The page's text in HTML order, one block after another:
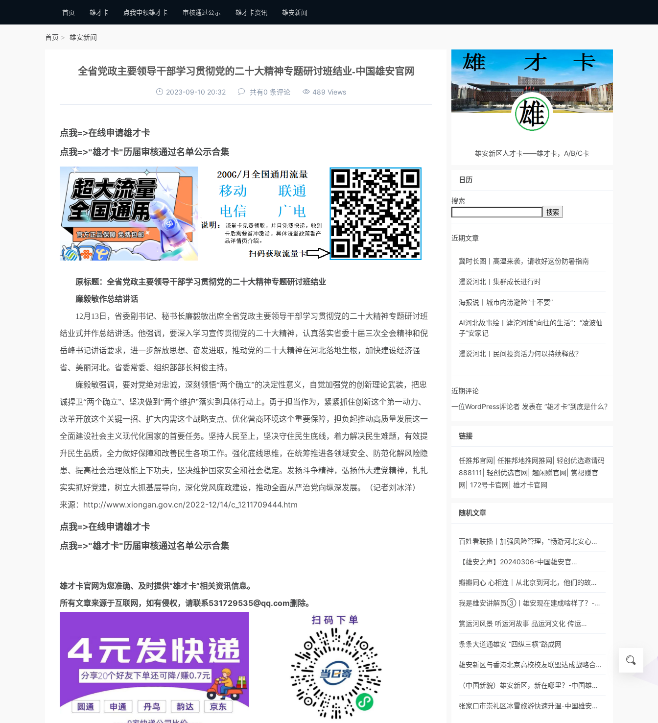
首页 雄才卡 点我申领雄才卡 审核通过公示 雄才卡资讯 雄安新闻
首页 雄安新闻
全省党政主要领导干部学习贯彻党的二十大精神专题研讨班结业-中国雄安官网
2023-09-10 20:32 共有0 条评论 489 Views
点我=>在线申请雄才卡
点我=>"雄才卡"历届审核通过名单公示合集
原标题：全省党政主要领导干部学习贯彻党的二十大精神专题研讨班结业
廉毅敏作总结讲话
12月13日，省委副书记、秘书长廉毅敏出席全省党政主要领导干部学习贯彻党的二十大精神专题研讨班
结业式并作总结讲话。他强调，要深入学习宣传贯彻党的二十大精神，认真落实省委十届三次全会精神和倪
岳峰书记讲话要求，进一步解放思想、奋发进取，推动党的二十大精神在河北落地生根，加快建设经济强
省、美丽河北。省委常委、组织部部长柯俊主持。
廉毅敏强调，要对党绝对忠诚，深刻领悟“两个确立”的决定性意义，自觉加强党的创新理论武装，把忠
诚捍卫“两个确立”、坚决做到“两个维护”落实到具体行动上。勇于担当作为，紧紧抓住创新这个第一动力、
改革开放这个关键一招、扩大内需这个战略支点、优化营商环境这个重要保障，担负起推动高质量发展这一
全面建设社会主义现代化国家的首要任务。坚持人民至上，坚决守住民生底线，着力解决民生难题，有效提
升民生品质，全力做好保障和改善民生各项工作。强化底线思维，在统筹推进各领域安全、防范化解风险隐
患、提高社会治理效能上下功夫，坚决维护国家安全和社会稳定。发扬斗争精神，弘扬伟大建党精神，扎扎
实实抓好党建，树立大抓基层导向，深化党风廉政建设，推动全面从严治党向纵深发展。（记者刘冰洋）
来源：http://www.xiongan.gov.cn/2022-12/14/c_1211709444.htm
点我=>在线申请雄才卡
点我=>"雄才卡"历届审核通过名单公示合集
雄才卡官网为您准确、及时提供“雄才卡”相关资讯信息。
所有文章来源于互联网，如有侵权，请联系531729535@qq.com删除。
雄安新区人才卡——雄才卡，A/B/C卡
日历
搜索
搜索
近期文章
冀时长图丨高温来袭，请收好这份防暑指南
漫说河北丨集群成长进行时
海报说丨城市内涝避险“十不要”
AI河北故事绘丨滹沱河版“向往的生活”：“凌波仙
子”安家记
漫说河北丨民间投资活力何以持续释放？
近期评论
一位WordPress评论者 发表在 “雄才卡”到底是什么？
链接
任推邦官网 任推邦地推网推网 轻创优选邀请码
888111
轻创优选官网 趣闲赚官网
赏帮赚官
网
172号卡官网 雄才卡官网
随机文章
百姓看联播丨加强风险管理，“畅游河北安心…
【雄安之声】20240306-中国雄安官…
瓣瓣同心 心相连｜从北京到河北，他们的故…
我是雄安讲解员③丨雄安现在建成啥样了？-…
赏运河风景 听运河故事 品运河文化 传运…
条条大道通雄安 “四纵三横”路成网
雄安新区与香港北京高校校友联盟达成战略合…
（中国新貌）雄安新区，新在哪里？-中国雄…
张家口市崇礼区冰雪旅游快速升温-中国雄安…